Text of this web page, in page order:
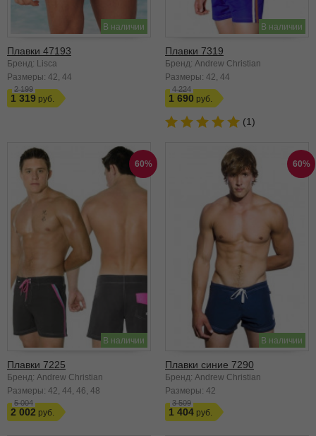
В наличии
Плавки 47193
Бренд: Lisca
Размеры: 42 44
2 199
1 319
В наличии
Плавки 7319
Бренд: Andrew Christian
Размеры: 42 44
4 224
1 690
(1)
60%
В наличии
Плавки 7225
Бренд: Andrew Christian
Размеры: 42 44 46 48
5 004
2 002
60%
В наличии
Плавки синие 7290
Бренд: Andrew Christian
Размеры: 42
3 509
1 404